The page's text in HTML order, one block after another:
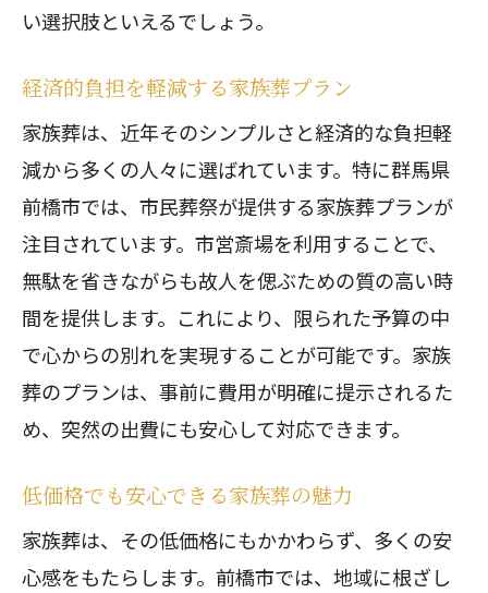
い選択肢といえるでしょう。
経済的負担を軽減する家族葬プラン
家族葬は、近年そのシンプルさと経済的な負担軽
減から多くの人々に選ばれています。特に群馬県
前橋市では、市民葬祭が提供する家族葬プランが
注目されています。市営斎場を利用することで、
無駄を省きながらも故人を偲ぶための質の高い時
間を提供します。これにより、限られた予算の中
で心からの別れを実現することが可能です。家族
葬のプランは、事前に費用が明確に提示されるた
め、突然の出費にも安心して対応できます。
低価格でも安心できる家族葬の魅力
家族葬は、その低価格にもかかわらず、多くの安
心感をもたらします。前橋市では、地域に根ざし